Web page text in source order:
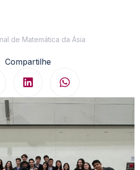
de Matemática da Ásia
Compartilhe